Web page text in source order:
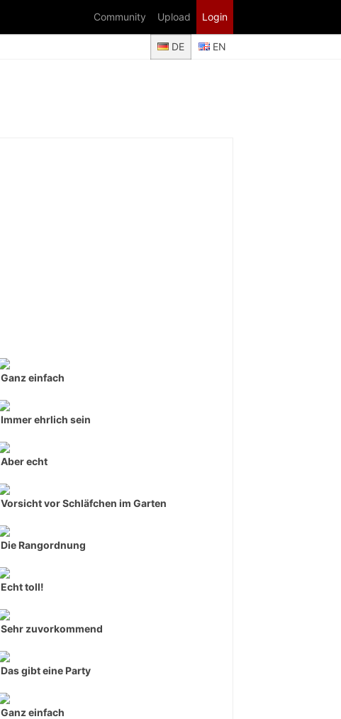
Login
Upload
Community
DE EN
Ganz einfach
Immer ehrlich sein
Aber echt
Vorsicht vor Schläfchen im Garten
Die Rangordnung
Echt toll!
Sehr zuvorkommend
Das gibt eine Party
Ganz einfach